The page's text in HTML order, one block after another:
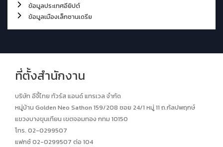
ข้อมูลประเทศอียิปต์
ข้อมูลเมืองเล็กซานเดรีย
ที่ตั้งสำนักงาน
บริษัท อีจี้ไทย ทัวร์ส แอนด์ แทรเวล จำกัด
หมู่บ้าน Golden Neo Sathon 159/208 ซอย 24/1 หมู่ 11 ถ.กัลปพฤกษ์
แขวงบางขุนเทียน เขตจอมทอง กทม 10150
โทร. 02-0299507
แฟกซ์ 02-0299507 ต่อ 104